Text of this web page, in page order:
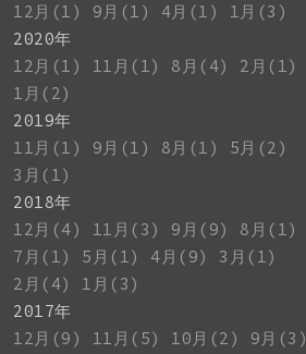
12月(1)
9月(1) 4月(1)
1月(3)
2020年
12月(1)
11月(1) 8月(4)
2月(1)
1月(2)
2019年
11月(1)
9月(1) 8月(1)
5月(2)
3月(1)
2018年
12月(4)
11月(3) 9月(9)
8月(1)
7月(1)
5月(1) 4月(9)
3月(1)
2月(4)
1月(3)
2017年
12月(9)
11月(5) 10月(2)
9月(3)